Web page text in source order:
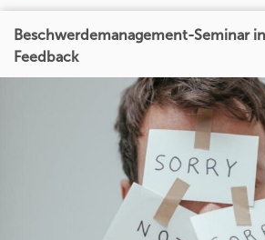
Beschwerdemanagement-Seminar
Feedback